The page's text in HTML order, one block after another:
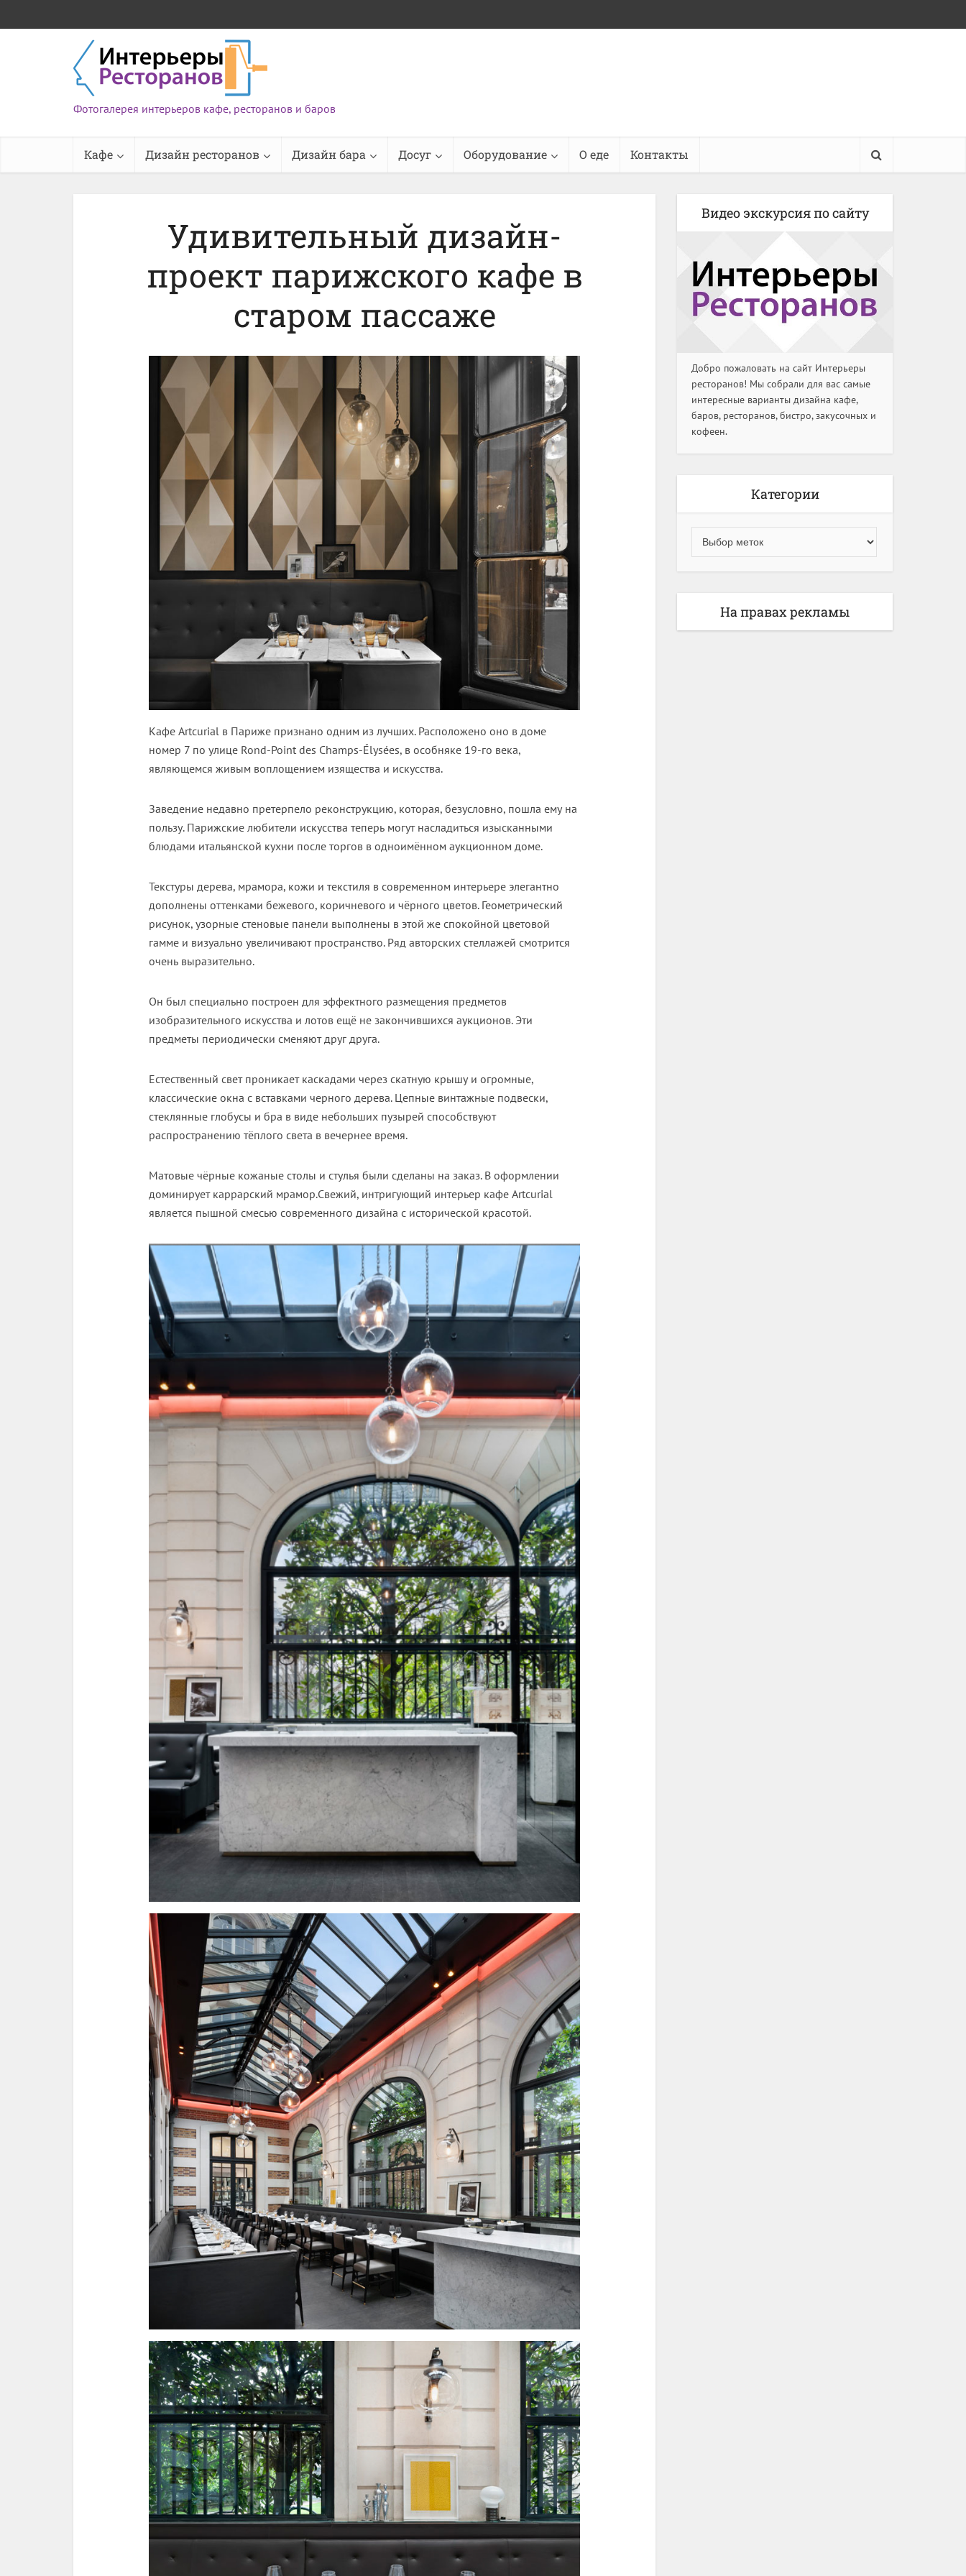
Фотогалерея интерьеров кафе, ресторанов и баров
Кафе Дизайн ресторанов Дизайн бара Досуг Оборудование О еде Контакты
Удивительный дизайн-
проект парижского кафе в
старом пассаже
Кафе Artcurial в Париже признано одним из лучших. Расположено оно в доме
номер 7 по улице Rond-Point des Champs-Élysées, в особняке 19-го века,
являющемся живым воплощением изящества и искусства.
Заведение недавно претерпело реконструкцию, которая, безусловно, пошла ему на
пользу. Парижские любители искусства теперь могут насладиться изысканными
блюдами итальянской кухни после торгов в одноимённом аукционном доме.
Текстуры дерева, мрамора, кожи и текстиля в современном интерьере элегантно
дополнены оттенками бежевого, коричневого и чёрного цветов. Геометрический
рисунок, узорные стеновые панели выполнены в этой же спокойной цветовой
гамме и визуально увеличивают пространство. Ряд авторских стеллажей смотрится
очень выразительно.
Он был специально построен для эффектного размещения предметов
изобразительного искусства и лотов ещё не закончившихся аукционов. Эти
предметы периодически сменяют друг друга.
Естественный свет проникает каскадами через скатную крышу и огромные,
классические окна с вставками черного дерева. Цепные винтажные подвески,
стеклянные глобусы и бра в виде небольших пузырей способствуют
распространению тёплого света в вечернее время.
Матовые чёрные кожаные столы и стулья были сделаны на заказ. В оформлении
доминирует каррарский мрамор.Свежий, интригующий интерьер кафе Artcurial
является пышной смесью современного дизайна с исторической красотой.
Видео экскурсия по сайту
Добро пожаловать на сайт Интерьеры
ресторанов! Мы собрали для вас самые
интересные варианты дизайна кафе,
баров, ресторанов, бистро, закусочных и
кофеен.
Категории
На правах рекламы